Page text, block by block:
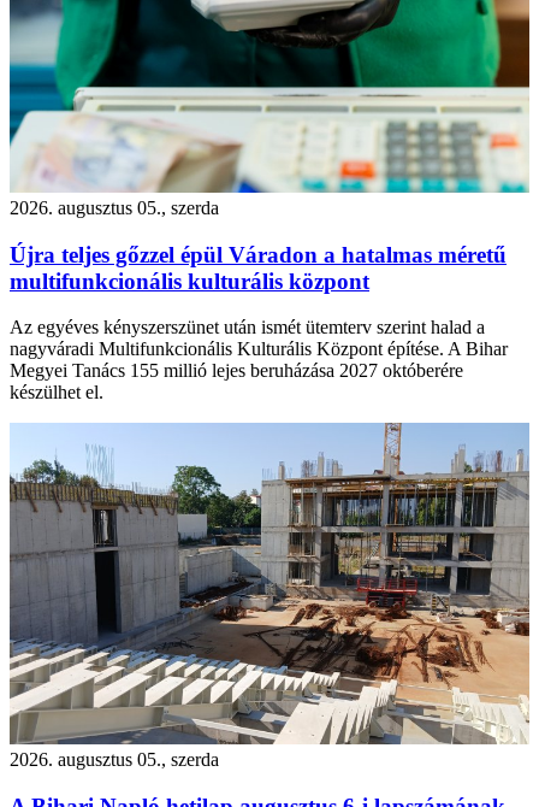
2026. augusztus 05., szerda
Újra teljes gőzzel épül Váradon a hatalmas méretű
multifunkcionális kulturális központ
Az egyéves kényszerszünet után ismét ütemterv szerint halad a
nagyváradi Multifunkcionális Kulturális Központ építése. A Bihar
Megyei Tanács 155 millió lejes beruházása 2027 októberére
készülhet el.
2026. augusztus 05., szerda